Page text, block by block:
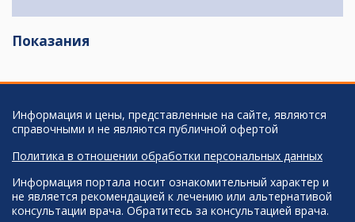
Показания
Информация и цены, представленные на сайте, являются
справочными и не являются публичной офертой
Политика в отношении обработки персональных данных
Информация портала носит ознакомительный характер и
не является рекомендацией к лечению или альтернативой
консультации врача. Обратитесь за консультацией врача.